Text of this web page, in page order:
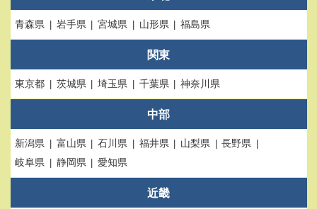
青森県 岩手県 宮城県 山形県 福島県
関東
東京都 茨城県 埼玉県 千葉県 神奈川県
中部
新潟県 富山県 石川県 福井県 山梨県
長野県
岐阜県
静岡県 愛知県
近畿